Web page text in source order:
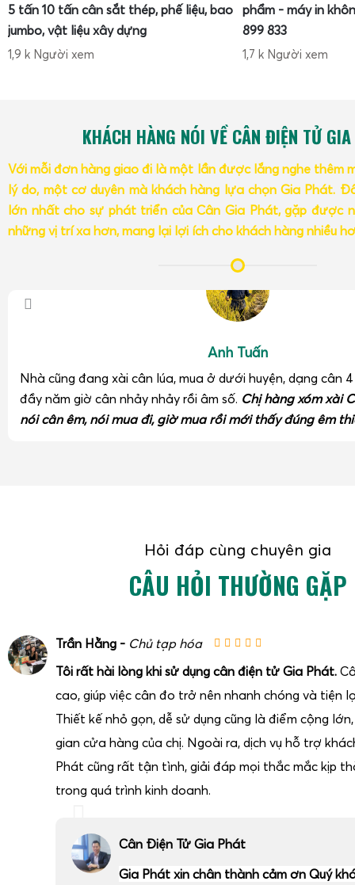
5 tấn 10 tấn cân sắt thép, phế liệu, bao
jumbo, vật liệu xây dựng
1,9 k Người xem
phẩm - máy in
899 833
1,7 k Người xem
KHÁCH HÀNG NÓI VỀ CÂN ĐIỆN TỬ
Với mỗi đơn hàng giao đi là một lần được lắng nghe thêm
lý do, một cơ duyên mà khách hàng lựa chọn Gia Phát.
lớn nhất cho sự phát triển của Cân Gia Phát, gặp được
những vị trí xa hơn, mang lại lợi ích cho khách hàng nhiều
Anh Tuấn
Nhà cũng đang xài cân lúa, mua ở dưới huyện, dạng cân
đầy năm giờ cân nhảy nhảy rồi âm số. Chị hàng xóm xài
nói cân êm, nói mua đi, giờ mua rồi mới thấy đúng êm
Hỏi đáp cùng chuyên gia
CÂU HỎI THƯỜNG GẶP
Trần Hằng - Chủ tạp hóa
Tôi rất hài lòng khi sử dụng cân điện tử Gia Phát.
cao, giúp việc cân đo trở nên nhanh chóng và tiện
Thiết kế nhỏ gọn, dễ sử dụng cũng là điểm cộng
gian cửa hàng của chị. Ngoài ra, dịch vụ hỗ trợ
Phát cũng rất tận tình, giải đáp mọi thắc mắc kịp
trong quá trình kinh doanh.
Cân Điện Tử Gia Phát
Gia Phát xin chân thành cảm ơn Quý